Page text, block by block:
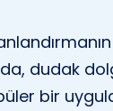
dudak
bir